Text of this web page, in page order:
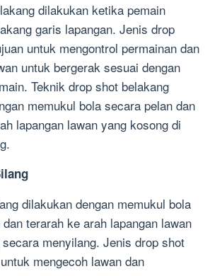
dilakukan ketika pemain
garis lapangan. Jenis drop
untuk mengontrol permainan dan
untuk bergerak sesuai dengan
Teknik drop shot belakang
memukul bola secara pelan dan
lapangan lawan yang kosong di
dilakukan dengan memukul bola
terarah ke arah lapangan lawan
menyilang. Jenis drop shot
mengecoh lawan dan